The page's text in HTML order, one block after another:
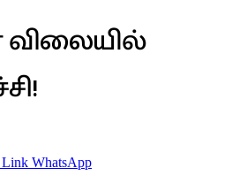
Link WhatsApp